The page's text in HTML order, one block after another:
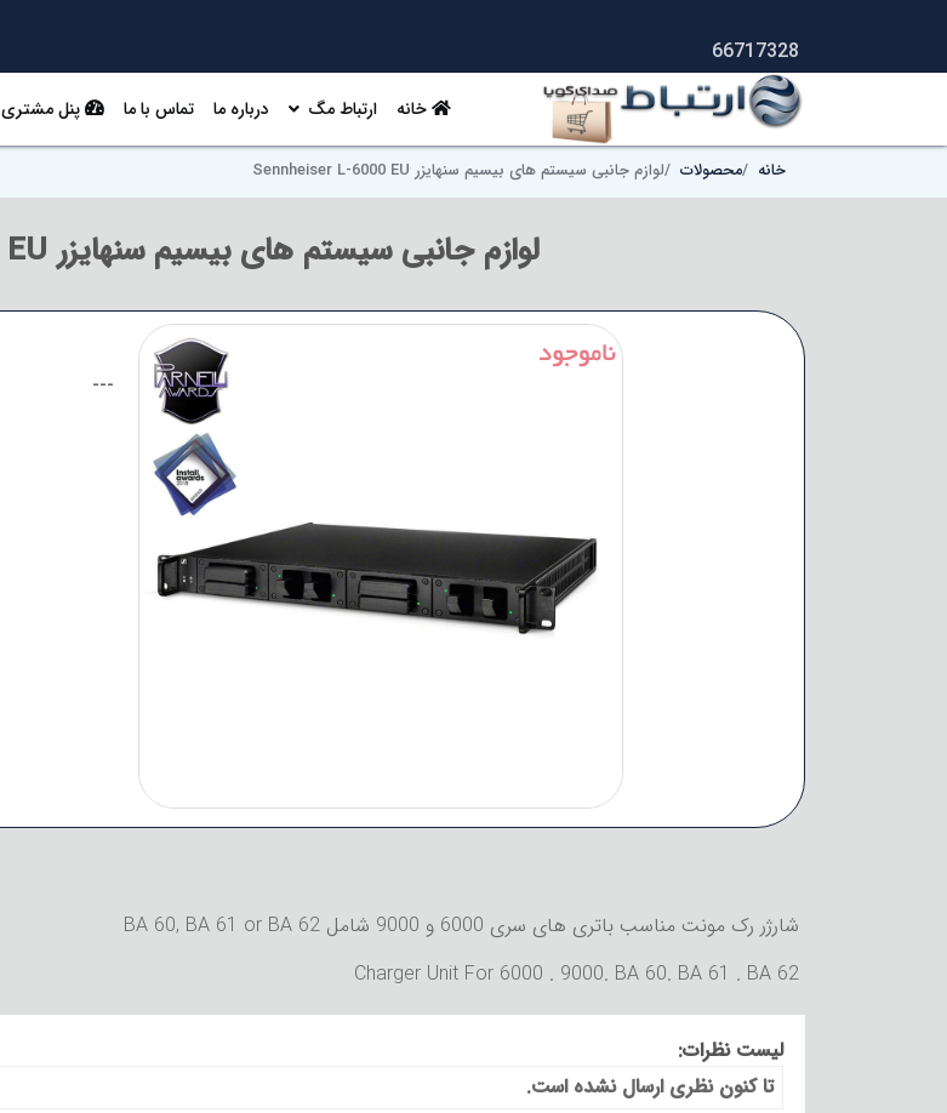
66717328
خانه ارتباط مگ درباره ما تماس با ما پنل مشتری
خانه محصولات لوازم جانبی سیستم های بیسیم سنهایزر Sennheiser L-6000 EU
لوازم جانبی سیستم های بیسیم سنهایزر Sennheiser L-6000 EU
---
شارژر رک مونت مناسب باتری های سری 6000 و 9000 شامل BA 60, BA 61 or BA 62
Charger Unit For 6000 . 9000. BA 60. BA 61 . BA 62
لیست نظرات:
تا کنون نظری ارسال نشده است.